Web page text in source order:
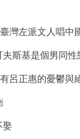
灣左派文人唱中
斯基是個男同性
呂正惠的憂鬱與
娶